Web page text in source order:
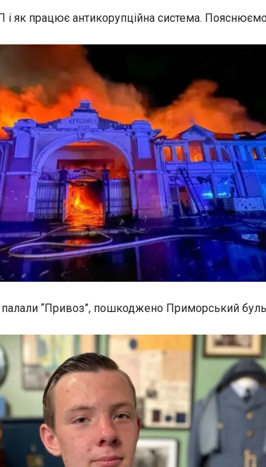
і як працює антикорупційна система.
“Привоз”, пошкоджено Приморський